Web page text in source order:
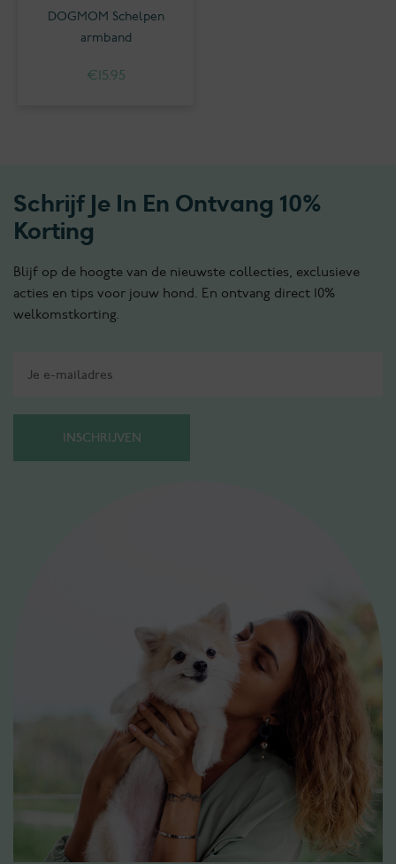
DOGMOM Schelpen
armband
€15.95
Schrijf Je In En Ontvang 10%
Korting
Blijf op de hoogte van de nieuwste collecties, exclusieve
acties en tips voor jouw hond. En ontvang direct 10%
welkomstkorting.